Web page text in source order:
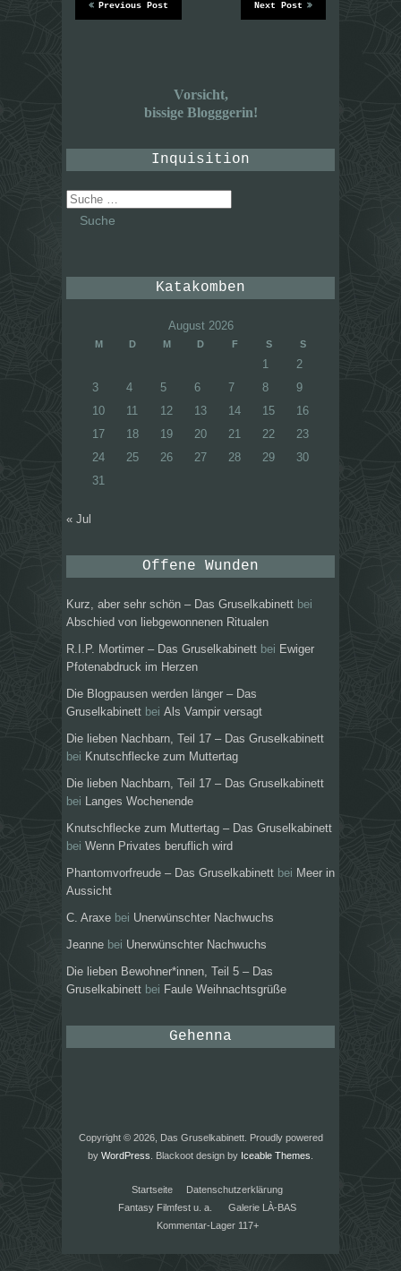
Next Post
Previous Post
Vorsicht,
bissige Blogggerin!
Inquisition
Suche
nach:
Katakomben
August 2026
M D M D F S S
1
2
3
4 5 6 7 8
9
10
11 12 13 14 15
16
17
18 19 20 21 22
23
24
25 26 27 28 29
30
31
« Jul
Offene Wunden
Kurz, aber sehr schön – Das Gruselkabinett bei
Abschied von liebgewonnenen Ritualen
R.I.P. Mortimer – Das Gruselkabinett bei Ewiger
Pfotenabdruck im Herzen
Die Blogpausen werden länger – Das
Gruselkabinett bei Als Vampir versagt
Die lieben Nachbarn, Teil 17 – Das Gruselkabinett
bei Knutschflecke zum Muttertag
Die lieben Nachbarn, Teil 17 – Das Gruselkabinett
bei Langes Wochenende
Knutschflecke zum Muttertag – Das Gruselkabinett
bei Wenn Privates beruflich wird
Phantomvorfreude – Das Gruselkabinett bei Meer in
Aussicht
C. Araxe bei Unerwünschter Nachwuchs
Jeanne bei Unerwünschter Nachwuchs
Die lieben Bewohner*innen, Teil 5 – Das
Gruselkabinett bei Faule Weihnachtsgrüße
Gehenna
Copyright © 2026, Das Gruselkabinett. Proudly powered
by WordPress . Blackoot design by Iceable Themes
Startseite
Datenschutzerklärung
Fantasy Filmfest u. a.
Galerie LÀ-BAS
Kommentar-Lager 117+